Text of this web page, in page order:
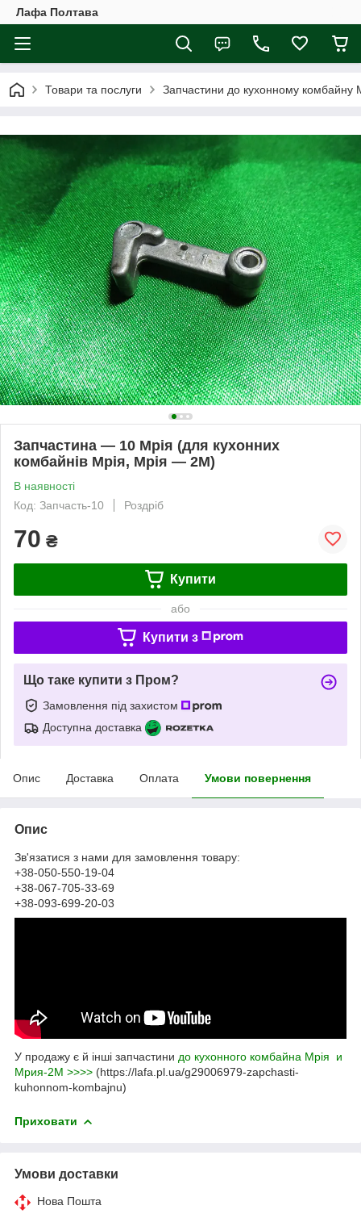
Лафа Полтава
Товари та послуги Запчастини до кухонному комбайну
Запчастина — 10 Мрія (для кухонних
комбайнів Мрія, Мрія — 2М)
В наявності
Код: Запчасть-10
Роздріб
70 ₴
Купити
або
Купити з
Що таке купити з Пром?
Замовлення під захистом
Доступна доставка
Опис Доставка Оплата Умови повернення
Опис
Зв'язатися з нами для замовлення товару:
+38-050-550-19-04
+38-067-705-33-69
+38-093-699-20-03
У продажу є й інші запчастини до кухонного комбайна Мрія и
Мрия-2М >>>> (https://lafa.pl.ua/g29006979-zapchasti-
kuhonnom-kombajnu)
Приховати
Умови доставки
Нова Пошта